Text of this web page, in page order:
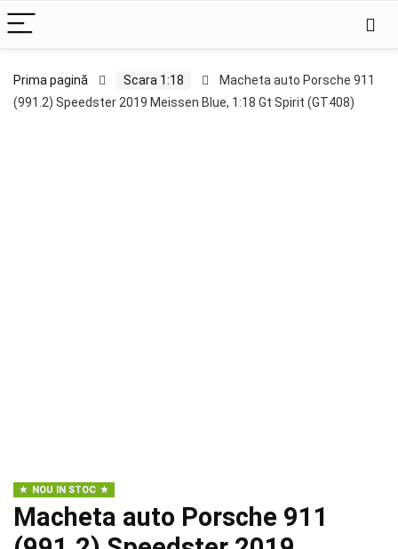
Prima pagină Scara 1:18
Macheta auto Porsche 911
(991.2) Speedster 2019 Meissen Blue, 1:18 Gt Spirit (GT408)
NOU IN STOC
Macheta auto Porsche 911